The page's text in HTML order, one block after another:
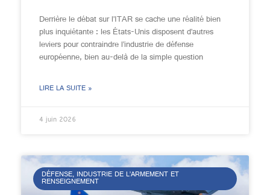
Derrière le débat sur l’ITAR se cache une réalité bien
plus inquiétante : les États-Unis disposent d’autres
leviers pour contraindre l’industrie de défense
européenne, bien au-delà de la simple question
LIRE LA SUITE »
4 juin 2026
DÉFENSE, INDUSTRIE DE L’ARMEMENT ET
RENSEIGNEMENT